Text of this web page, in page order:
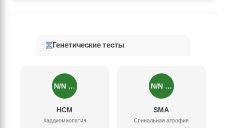
Генетические тесты
N/N …
HCM
Кардиомиопатия
N/N …
SMA
Спинальная атрофия